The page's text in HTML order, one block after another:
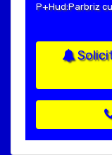
P+Hud:Parbriz